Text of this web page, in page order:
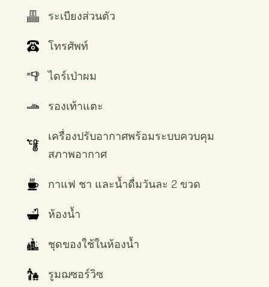
ระเบียงส่วนตัว
โทรศัพท์
ไดร์เป่าผม
รองเท้าแตะ
เครื่องปรับอากาศพร้อมระบบควบคุม
สภาพอากาศ
กาแฟ ชา และน้ำดื่มวันละ 2 ขวด
ห้องน้ำ
ชุดของใช้ในห้องน้ำ
รูมฌซอร์วิซ